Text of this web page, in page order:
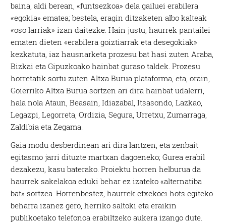
baina, aldi berean, «funtsezkoa» dela gailuei erabilera
«egokia» ematea; bestela, eragin ditzaketen albo kalteak
«oso larriak» izan daitezke. Hain justu, haurrek pantailei
ematen dieten «erabilera goiztiarrak eta desegokiak»
kezkatuta, iaz hausnarketa prozesu bat hasi zuten Araba,
Bizkai eta Gipuzkoako hainbat guraso taldek. Prozesu
horretatik sortu zuten Altxa Burua plataforma, eta, orain,
Goierriko Altxa Burua sortzen ari dira hainbat udalerri,
hala nola Ataun, Beasain, Idiazabal, Itsasondo, Lazkao,
Legazpi, Legorreta, Ordizia, Segura, Urretxu, Zumarraga,
Zaldibia eta Zegama.
Gaia modu desberdinean ari dira lantzen, eta zenbait
egitasmo jarri dituzte martxan dagoeneko; Gurea erabil
dezakezu, kasu baterako. Proiektu horren helburua da
haurrek sakelakoa eduki behar ez izateko «alternatiba
bat» sortzea. Horrenbestez, haurrek etxekoei hots egiteko
beharra izanez gero, herriko saltoki eta eraikin
publikoetako telefonoa erabiltzeko aukera izango dute.